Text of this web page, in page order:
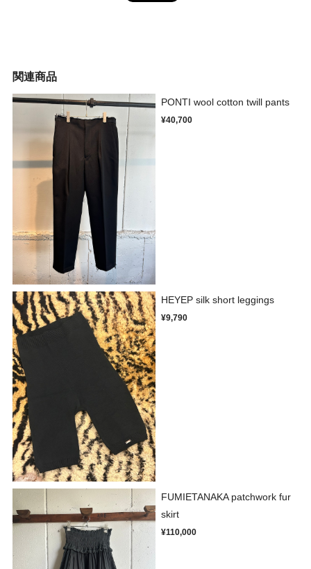
関連商品
PONTI wool cotton twill pants
¥40,700
HEYEP silk short leggings
¥9,790
FUMIETANAKA patchwork fur
skirt
¥110,000